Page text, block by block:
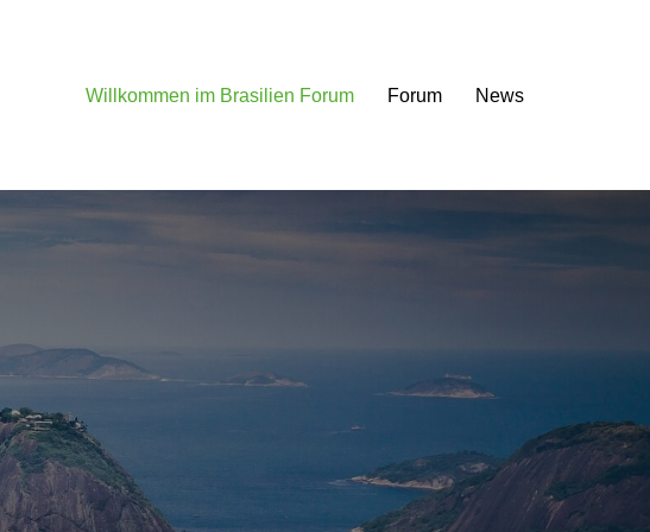
Willkommen im Brasilien Forum Forum News